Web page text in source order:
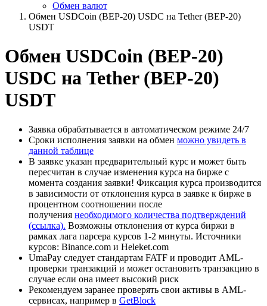
Обмен валют
Обмен USDCoin (BEP-20) USDC на Tether (BEP-20)
USDT
Обмен USDCoin (BEP-20)
USDC на Tether (BEP-20)
USDT
Заявка обрабатывается в автоматическом режиме 24/7
Сроки исполнения заявки на обмен можно увидеть в
данной таблице
В заявке указан предварительный курс и может быть
пересчитан в случае изменения курса на бирже с
момента создания заявки! Фиксация курса производится
в зависимости от отклонения курса в заявке к бирже в
процентном соотношении после
получения необходимого количества подтверждений
(ссылка). Возможны отклонения от курса биржи в
рамках лага парсера курсов 1-2 минуты. Источники
курсов: Binance.com и Heleket.com
UmaPay следует стандартам FATF и проводит AML-
проверки транзакций и может остановить транзакцию в
случае если она имеет высокий риск
Рекомендуем заранее проверять свои активы в AML-
сервисах, например в GetBlock